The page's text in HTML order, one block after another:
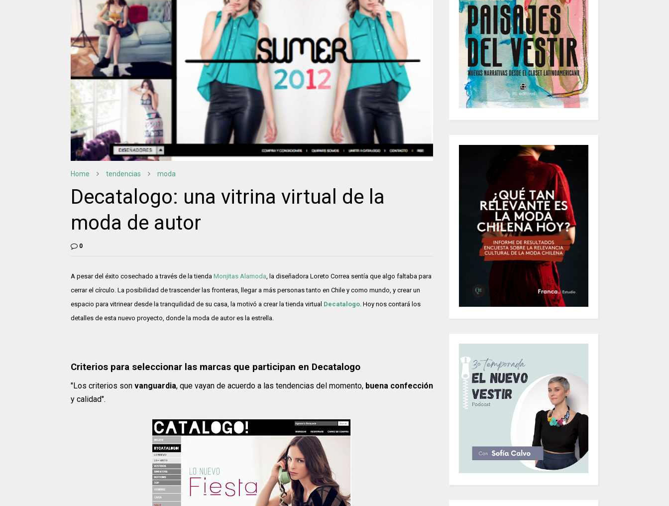
Home tendencias moda
Decatalogo: una vitrina virtual de la
moda de autor
0
A pesar del éxito cosechado a través de la tienda Monjitas Alamoda , la diseñadora Loreto Correa sentía que algo faltaba para
cerrar el círculo. La posibilidad de trascender las fronteras, llegar a más personas tanto en Chile y como mundo, y crear un
espacio para vitrinear desde la tranquilidad de su casa, la motivó a crear la tienda virtual Decatalogo . Hoy nos contará los
detalles de esta nuevo proyecto, donde la moda de autor es la estrella.
Criterios para seleccionar las marcas que participan en Decatalogo
"Los criterios son vanguardia, que vayan de acuerdo a las tendencias del momento, buena confección
y calidad".